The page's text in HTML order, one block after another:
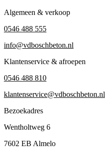
Algemeen & verkoop
0546 488 555
info@vdboschbeton.nl
Klantenservice & afroepen
0546 488 810
klantenservice@vdboschbeton.nl
Bezoekadres
Wentholtweg 6
7602 EB Almelo